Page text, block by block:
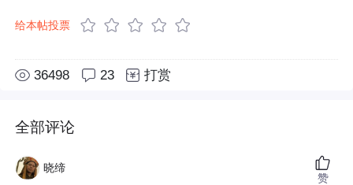
给本帖投票
36498 23 打赏
全部评论
晓缔
赞